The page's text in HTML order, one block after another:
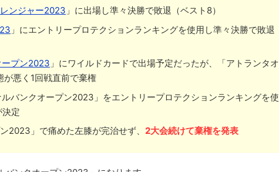
ンジャー2023 」に出場し準々決勝で敗退（ベスト8）
」にエントリープロテクションランキングを使用し準々決勝で敗退
ープン2023 」にワイルドカードで出場予定だったが、「アトランタオ
悪く1回戦直前で棄権
バンクオープン2023」をエントリープロテクションランキングを使
定
2023」で痛めた左膝が完治せず、 2大会続けて棄権を発表